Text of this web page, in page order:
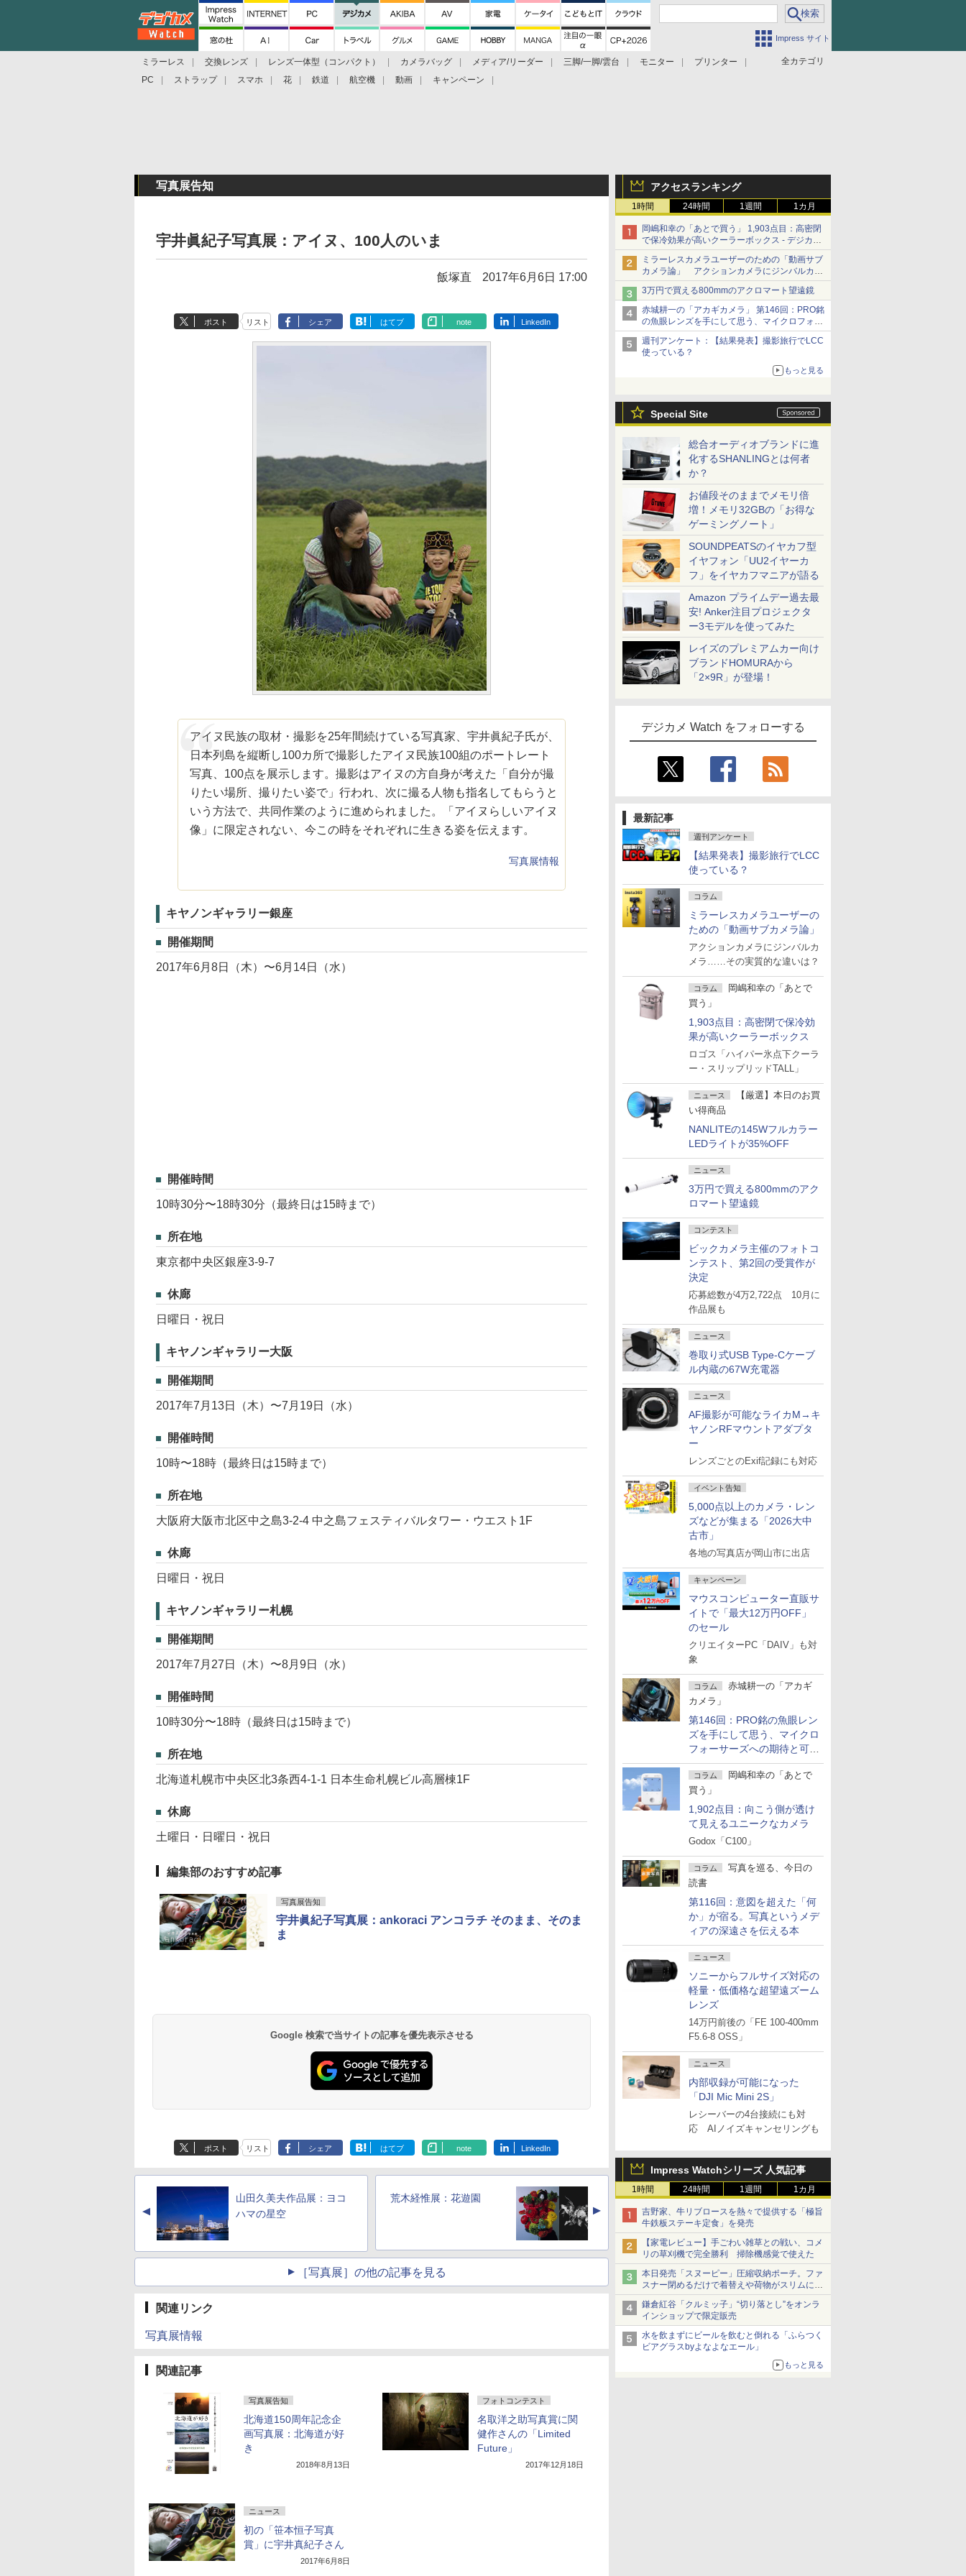
Impress サイト
全カテゴリ
ミラーレス 交換レンズ レンズ一体型（コンパクト） カメラバッグ メディア/リーダー 三脚/一脚/雲台 モニター
プリンター
PC
ストラップ スマホ 花 鉄道 航空機 動画 キャンペーン
アクセスランキング
1時間 24時間 1週間 1カ月
岡嶋和幸の「あとで買う」 1,903点目：高密閉
で保冷効果が高いクーラーボックス - デジカメ
Watch
ミラーレスカメラユーザーのための「動画サブ
カメラ論」 アクションカメラにジンバルカメ
ラ……その実質的な違いは？
3万円で買える800mmのアクロマート望遠鏡
赤城耕一の「アカギカメラ」 第146回：PRO銘
の魚眼レンズを手にして思う、マイクロフォー
サーズへの期待と可能性
週刊アンケート：【結果発表】撮影旅行でLCC
使っている？
もっと見る
Special Site
総合オーディオブランドに進
化するSHANLINGとは何者
か？
お値段そのままでメモリ倍
増！メモリ32GBの「お得な
ゲーミングノート」
SOUNDPEATSのイヤカフ型
イヤフォン「UU2イヤーカ
フ」をイヤカフマニアが語る
Amazon プライムデー過去最
安! Anker注目プロジェクタ
ー3モデルを使ってみた
レイズのプレミアムカー向け
ブランドHOMURAから
「2×9R」が登場！
デジカメ Watch をフォローする
最新記事
週刊アンケート
【結果発表】撮影旅行でLCC
使っている？
コラム
ミラーレスカメラユーザーの
ための「動画サブカメラ論」
アクションカメラにジンバルカ
メラ……その実質的な違いは？
コラム
岡嶋和幸の「あとで
買う」
1,903点目：高密閉で保冷効
果が高いクーラーボックス
ロゴス「ハイパー氷点下クーラ
ー・スリップリッドTALL」
ニュース
【厳選】本日のお買
い得商品
NANLITEの145Wフルカラー
LEDライトが35%OFF
ニュース
3万円で買える800mmのアク
ロマート望遠鏡
コンテスト
ビックカメラ主催のフォトコ
ンテスト、第2回の受賞作が
決定
応募総数が4万2,722点 10月に
作品展も
ニュース
巻取り式USB Type-Cケーブ
ル内蔵の67W充電器
ニュース
AF撮影が可能なライカM→キ
ヤノンRFマウントアダプタ
ー
レンズごとのExif記録にも対応
イベント告知
5,000点以上のカメラ・レン
ズなどが集まる「2026大中
古市」
各地の写真店が岡山市に出店
キャンペーン
マウスコンピューター直販サ
イトで「最大12万円OFF」
のセール
クリエイターPC「DAIV」も対
象
コラム
赤城耕一の「アカギ
カメラ」
第146回：PRO銘の魚眼レン
ズを手にして思う、マイクロ
フォーサーズへの期待と可能
性
コラム
岡嶋和幸の「あとで
買う」
1,902点目：向こう側が透け
て見えるユニークなカメラ
Godox「C100」
コラム
写真を巡る、今日の
読書
第116回：意図を超えた「何
か」が宿る。写真というメデ
ィアの深遠さを伝える本
ニュース
ソニーからフルサイズ対応の
軽量・低価格な超望遠ズーム
レンズ
14万円前後の「FE 100-400mm
F5.6-8 OSS」
ニュース
内部収録が可能になった
「DJI Mic Mini 2S」
レシーバーの4台接続にも対
応 AIノイズキャンセリングも
Impress Watchシリーズ 人気記事
1時間 24時間 1週間 1カ月
吉野家、牛リブロースを熱々で提供する「極旨
牛鉄板ステーキ定食」を発売
【家電レビュー】手ごわい雑草との戦い、コメ
リの草刈機で完全勝利 掃除機感覚で使えた
本日発売「スヌーピー」圧縮収納ポーチ。ファ
スナー閉めるだけで着替えや荷物がスリムにま
とまる
鎌倉紅谷「クルミッ子」“切り落とし”をオンラ
インショップで限定販売
水を飲まずにビールを飲むと倒れる「ふらつく
ビアグラスbyよなよなエール」
もっと見る
写真展告知
宇井眞紀子写真展：アイヌ、100人のいま
飯塚直 2017年6月6日 17:00
ポスト リスト シェア はてブ note LinkedIn
アイヌ民族の取材・撮影を25年間続けている写真家、宇井眞紀子氏が、
日本列島を縦断し100カ所で撮影したアイヌ民族100組のポートレート
写真、100点を展示します。撮影はアイヌの方自身が考えた「自分が撮
りたい場所、撮りたい姿で」行われ、次に撮る人物も指名してもらうと
いう方法で、共同作業のように進められました。「アイヌらしいアイヌ
像」に限定されない、今この時をそれぞれに生きる姿を伝えます。
写真展情報
キヤノンギャラリー銀座
開催期間
2017年6月8日（木）〜6月14日（水）
開催時間
10時30分〜18時30分（最終日は15時まで）
所在地
東京都中央区銀座3-9-7
休廊
日曜日・祝日
キヤノンギャラリー大阪
開催期間
2017年7月13日（木）〜7月19日（水）
開催時間
10時〜18時（最終日は15時まで）
所在地
大阪府大阪市北区中之島3-2-4 中之島フェスティバルタワー・ウエスト1F
休廊
日曜日・祝日
キヤノンギャラリー札幌
開催期間
2017年7月27日（木）〜8月9日（水）
開催時間
10時30分〜18時（最終日は15時まで）
所在地
北海道札幌市中央区北3条西4-1-1 日本生命札幌ビル高層棟1F
休廊
土曜日・日曜日・祝日
編集部のおすすめ記事
写真展告知
宇井眞紀子写真展：ankoraci アンコラチ そのまま、そのま
ま
Google 検索で当サイトの記事を優先表示させる
ポスト リスト シェア はてブ note LinkedIn
▲
山田久美夫作品展：ヨコ
ハマの星空
荒木経惟展：花遊園
▲
［写真展］の他の記事を見る
関連リンク
写真展情報
関連記事
写真展告知
北海道150周年記念企
画写真展：北海道が好
き
2018年8月13日
フォトコンテスト
名取洋之助写真賞に関
健作さんの「Limited
Future」
2017年12月18日
ニュース
初の「笹本恒子写真
賞」に宇井真紀子さん
2017年6月8日